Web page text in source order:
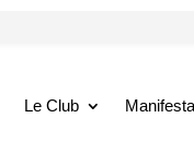
Le Club